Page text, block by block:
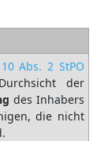
Abs. 2 StPO
der
des Inhabers
die nicht